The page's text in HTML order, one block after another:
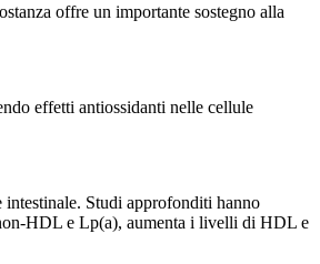
offre un importante sostegno alla
effetti antiossidanti nelle cellule
intestinale. Studi approfonditi hanno
HDL e Lp(a), aumenta i livelli di HDL e